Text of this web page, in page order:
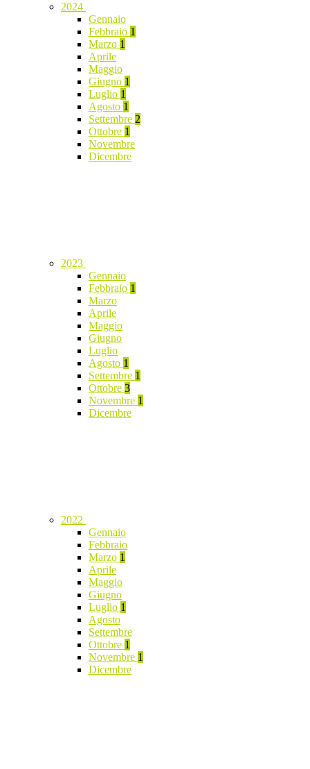
2024
Gennaio
Febbraio 1
Marzo 1
Aprile
Maggio
Giugno 1
Luglio 1
Agosto 1
Settembre 2
Ottobre 1
Novembre
Dicembre
2023
Gennaio
Febbraio 1
Marzo
Aprile
Maggio
Giugno
Luglio
Agosto 1
Settembre 1
Ottobre 3
Novembre 1
Dicembre
2022
Gennaio
Febbraio
Marzo 1
Aprile
Maggio
Giugno
Luglio 1
Agosto
Settembre
Ottobre 1
Novembre 1
Dicembre